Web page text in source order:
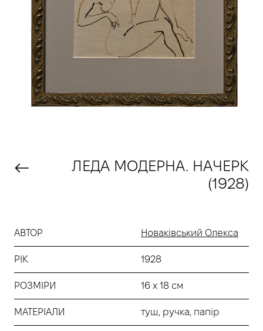
ЛЕДА МОДЕРНА. НАЧЕРК
(1928)
АВТОР Новаківський Олекса
РІК 1928
РОЗМІРИ 16 х 18 см
МАТЕРІАЛИ туш, ручка, папір